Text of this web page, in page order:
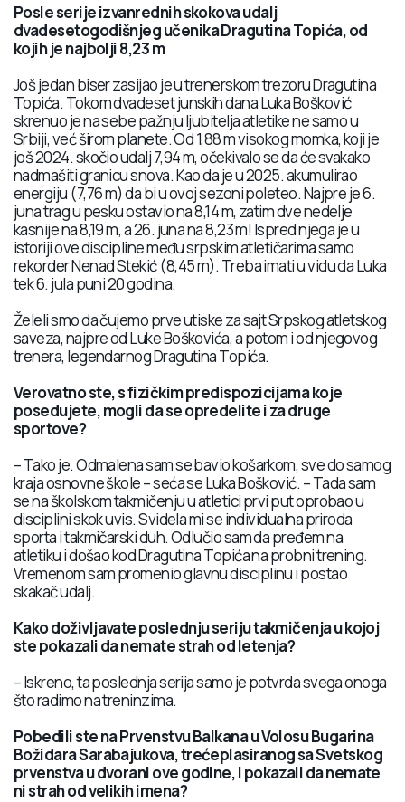
Posle serije izvanrednih skokova udalj
dvadesetogodišnjeg učenika Dragutina Topića, od
kojih je najbolji 8,23 m
Još jedan biser zasijao je u trenerskom trezoru Dragutina
Topića. Tokom dvadeset junskih dana Luka Bošković
skrenuo je na sebe pažnju ljubitelja atletike ne samo u
Srbiji, već širom planete. Od 1,88 m visokog momka, koji je
još 2024. skočio udalj 7,94 m, očekivalo se da će svakako
nadmašiti granicu snova. Kao da je u 2025. akumulirao
energiju (7,76 m) da bi u ovoj sezoni poleteo. Najpre je 6.
juna trag u pesku ostavio na 8,14 m, zatim dve nedelje
kasnije na 8,19 m, a 26. juna na 8,23 m! Ispred njega je u
istoriji ove discipline među srpskim atletičarima samo
rekorder Nenad Stekić (8,45 m). Treba imati u vidu da Luka
tek 6. jula puni 20 godina.
Želeli smo da čujemo prve utiske za sajt Srpskog atletskog
saveza, najpre od Luke Boškovića, a potom i od njegovog
trenera, legendarnog Dragutina Topića.
Verovatno ste, s fizičkim predispozicijama koje
posedujete, mogli da se opredelite i za druge
sportove?
– Tako je. Odmalena sam se bavio košarkom, sve do samog
kraja osnovne škole – seća se Luka Bošković. – Tada sam
se na školskom takmičenju u atletici prvi put oprobao u
disciplini skok uvis. Svidela mi se individualna priroda
sporta i takmičarski duh. Odlučio sam da pređem na
atletiku i došao kod Dragutina Topića na probni trening.
Vremenom sam promenio glavnu disciplinu i postao
skakač udalj.
Kako doživljavate poslednju seriju takmičenja u kojoj
ste pokazali da nemate strah od letenja?
– Iskreno, ta poslednja serija samo je potvrda svega onoga
što radimo na treninzima.
Pobedili ste na Prvenstvu Balkana u Volosu Bugarina
Božidara Sarabajukova, trećeplasiranog sa Svetskog
prvenstva u dvorani ove godine, i pokazali da nemate
ni strah od velikih imena?